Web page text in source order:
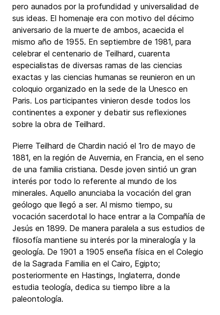
pero aunados por la profundidad y universalidad de
sus ideas. El homenaje era con motivo del décimo
aniversario de la muerte de ambos, acaecida el
mismo año de 1955. En septiembre de 1981, para
celebrar el centenario de Teilhard, cuarenta
especialistas de diversas ramas de las ciencias
exactas y las ciencias humanas se reunieron en un
coloquio organizado en la sede de la Unesco en
Paris. Los participantes vinieron desde todos los
continentes a exponer y debatir sus reflexiones
sobre la obra de Teilhard.
Pierre Teilhard de Chardin nació el 1ro de mayo de
1881, en la región de Auvernia, en Francia, en el seno
de una familia cristiana. Desde joven sintió un gran
interés por todo lo referente al mundo de los
minerales. Aquello anunciaba la vocación del gran
geólogo que llegó a ser. Al mismo tiempo, su
vocación sacerdotal lo hace entrar a la Compañía de
Jesús en 1899. De manera paralela a sus estudios de
filosofía mantiene su interés por la mineralogía y la
geología. De 1901 a 1905 enseña física en el Colegio
de la Sagrada Familia en el Cairo, Egipto;
posteriormente en Hastings, Inglaterra, donde
estudia teología, dedica su tiempo libre a la
paleontología.